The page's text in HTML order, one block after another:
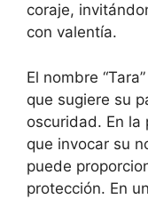
coraje,
con valentía.
El nombre
que sugiere su
oscuridad. En
que invocar su
puede
protección. En